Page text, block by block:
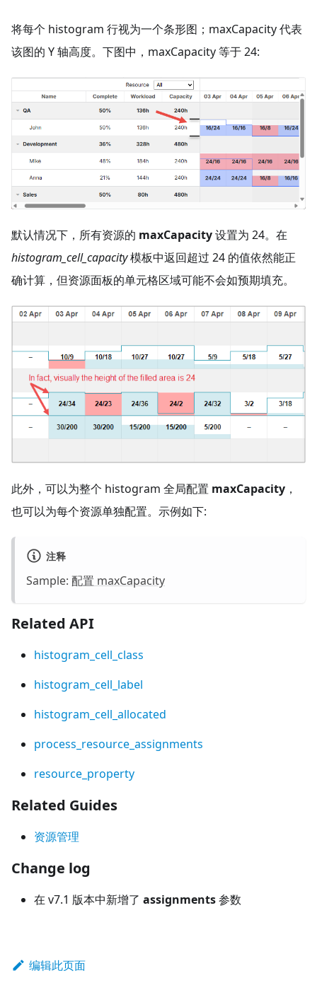
将每个 histogram 行视为一个条形图；maxCapacity 代表
该图的 Y 轴高度。下图中，maxCapacity 等于 24:
默认情况下，所有资源的 maxCapacity设置为 24。在
histogram_cell_capacity模板中返回超过 24 的值依然能正
确计算，但资源面板的单元格区域可能不会如预期填充。
此外，可以为整个 histogram 全局配置 maxCapacity ，
也可以为每个资源单独配置。示例如下:
注释
Sample: 配置 maxCapacity
Related API
histogram_cell_class
histogram_cell_label
histogram_cell_allocated
process_resource_assignments
resource_property
Related Guides
资源管理
Change log
在 v7.1 版本中新增了 assignments参数
编辑此页面